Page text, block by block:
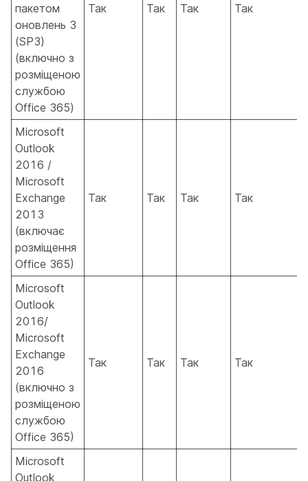
пакетом
оновлень 3
(SP3)
(включно з
розміщеною
службою
Office 365)
Так Так Так Так
Microsoft
Outlook
2016 /
Microsoft
Exchange
2013
(включає
розміщення
Office 365)
Так Так Так Так
Microsoft
Outlook
2016/
Microsoft
Exchange
2016
(включно з
розміщеною
службою
Office 365)
Так Так Так Так
Microsoft
Outlook